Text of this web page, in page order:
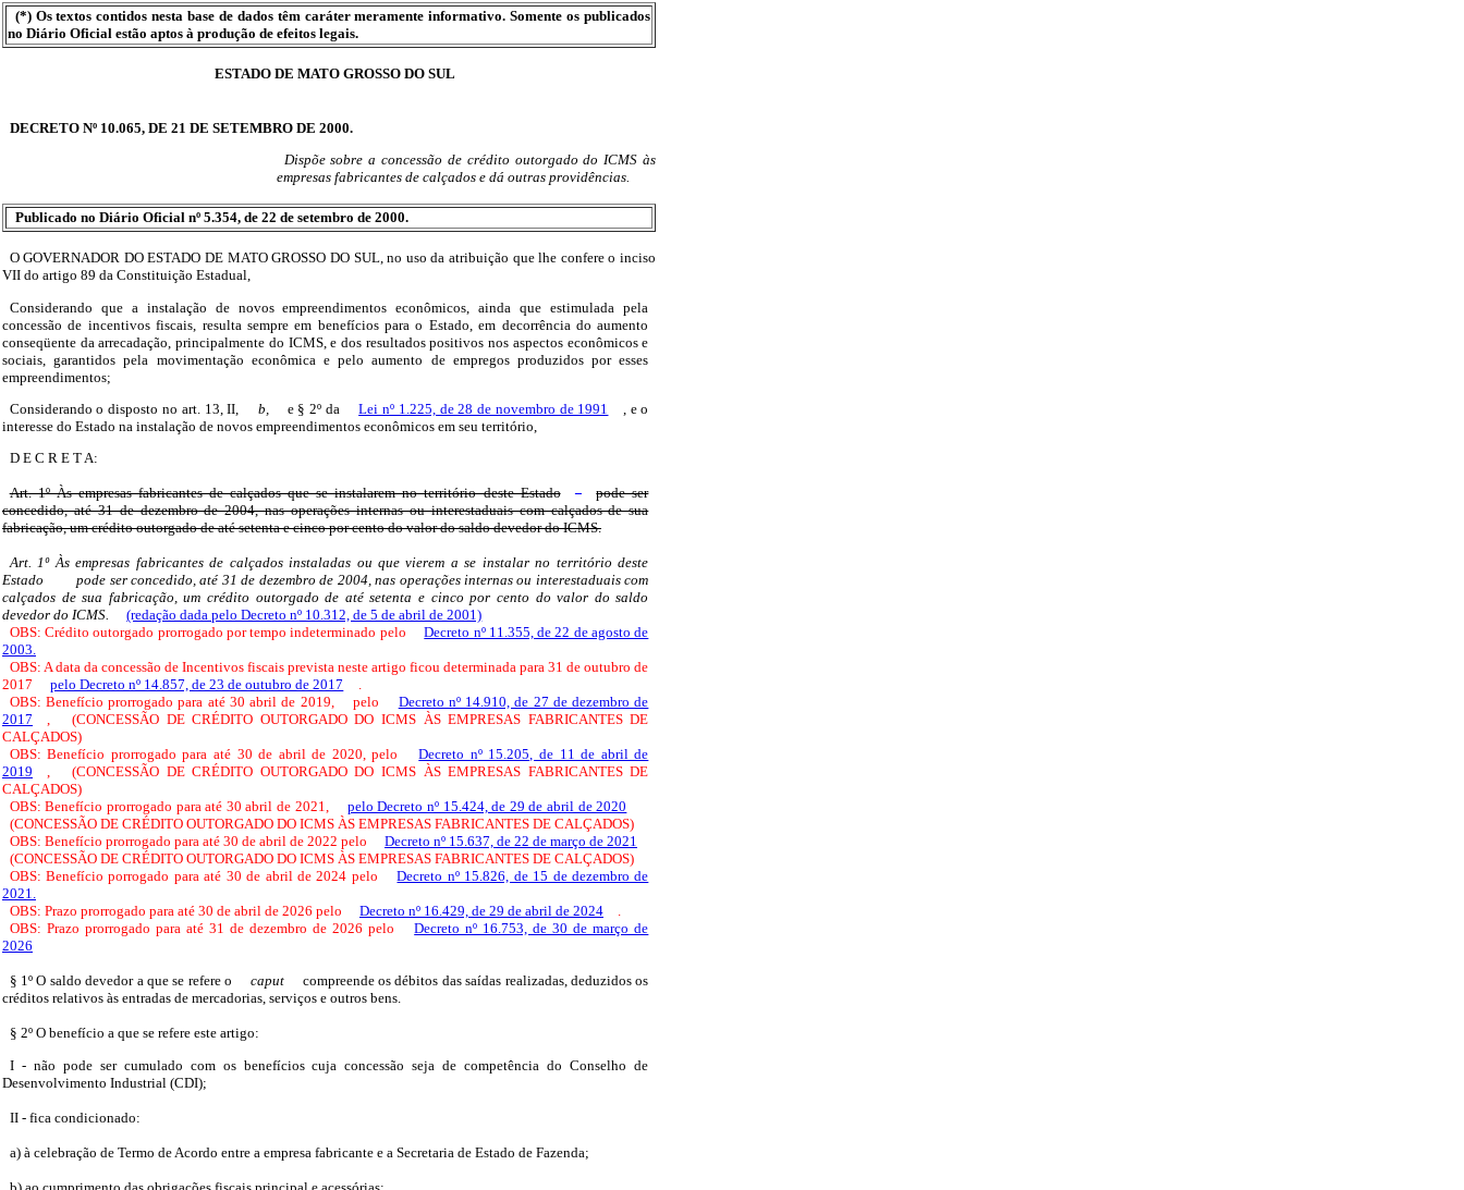
(*) Os textos contidos nesta base de dados têm caráter meramente informativo. Somente os publicados
no Diário Oficial estão aptos à produção de efeitos legais.
ESTADO DE MATO GROSSO DO SUL
DECRETO Nº 10.065, DE 21 DE SETEMBRO DE 2000.
Dispõe sobre a concessão de crédito outorgado do ICMS às
empresas fabricantes de calçados e dá outras providências.
Publicado no Diário Oficial nº 5.354, de 22 de setembro de 2000.
O GOVERNADOR DO ESTADO DE MATO GROSSO DO SUL, no uso da atribuição que lhe confere o inciso
VII do artigo 89 da Constituição Estadual,
Considerando que a instalação de novos empreendimentos econômicos, ainda que estimulada pela
concessão de incentivos fiscais, resulta sempre em benefícios para o Estado, em decorrência do aumento
conseqüente da arrecadação, principalmente do ICMS, e dos resultados positivos nos aspectos econômicos e
sociais, garantidos pela movimentação econômica e pelo aumento de empregos produzidos por esses
empreendimentos;
Considerando o disposto no art. 13, II,
b, e § 2º da Lei nº 1.225, de 28 de novembro de 1991
, e o
interesse do Estado na instalação de novos empreendimentos econômicos em seu território,
D E C R E T A:
Art. 1º Às empresas fabricantes de calçados que se instalarem no território deste Estado
pode ser
concedido, até 31 de dezembro de 2004, nas operações internas ou interestaduais com calçados de sua
fabricação, um crédito outorgado de até setenta e cinco por cento do valor do saldo devedor do ICMS.
Art. 1º Às empresas fabricantes de calçados instaladas ou que vierem a se instalar no território deste
Estado
pode ser concedido, até 31 de dezembro de 2004, nas operações internas ou interestaduais com
calçados de sua fabricação, um crédito outorgado de até setenta e cinco por cento do valor do saldo
devedor do ICMS.
(redação dada pelo Decreto nº 10.312, de 5 de abril de 2001)
OBS: Crédito outorgado prorrogado por tempo indeterminado pelo
Decreto nº 11.355, de 22 de agosto de
2003.
OBS: A data da concessão de Incentivos fiscais prevista neste artigo ficou determinada para 31 de outubro de
2017
pelo Decreto nº 14.857, de 23 de outubro de 2017
.
OBS: Benefício prorrogado para até 30 abril de 2019,
pelo
Decreto nº 14.910, de 27 de dezembro de
2017
,
(CONCESSÃO DE CRÉDITO OUTORGADO DO ICMS ÀS EMPRESAS FABRICANTES DE
CALÇADOS)
OBS: Benefício prorrogado para até 30 de abril de 2020, pelo
Decreto nº 15.205, de 11 de abril de
2019
,
(CONCESSÃO DE CRÉDITO OUTORGADO DO ICMS ÀS EMPRESAS FABRICANTES DE
CALÇADOS)
OBS: Benefício prorrogado para até 30 abril de 2021,
pelo Decreto nº 15.424, de 29 de abril de 2020
(CONCESSÃO DE CRÉDITO OUTORGADO DO ICMS ÀS EMPRESAS FABRICANTES DE CALÇADOS)
OBS: Benefício prorrogado para até 30 de abril de 2022 pelo
Decreto nº 15.637, de 22 de março de 2021
(CONCESSÃO DE CRÉDITO OUTORGADO DO ICMS ÀS EMPRESAS FABRICANTES DE CALÇADOS)
OBS: Benefício porrogado para até 30 de abril de 2024 pelo
Decreto nº 15.826, de 15 de dezembro de
2021.
OBS: Prazo prorrogado para até 30 de abril de 2026 pelo
Decreto nº 16.429, de 29 de abril de 2024
.
OBS: Prazo prorrogado para até 31 de dezembro de 2026 pelo
Decreto nº 16.753, de 30 de março de
2026
§ 1º O saldo devedor a que se refere o caput
compreende os débitos das saídas realizadas, deduzidos os
créditos relativos às entradas de mercadorias, serviços e outros bens.
§ 2º O benefício a que se refere este artigo:
I - não pode ser cumulado com os benefícios cuja concessão seja de competência do Conselho de
Desenvolvimento Industrial (CDI);
II - fica condicionado:
a) à celebração de Termo de Acordo entre a empresa fabricante e a Secretaria de Estado de Fazenda;